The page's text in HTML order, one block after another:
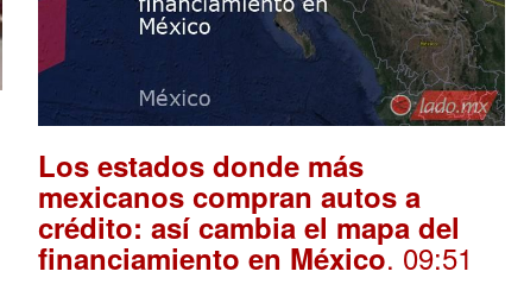
Los estados donde más
mexicanos compran autos a
crédito: así cambia el mapa del
financiamiento en México. 09:51